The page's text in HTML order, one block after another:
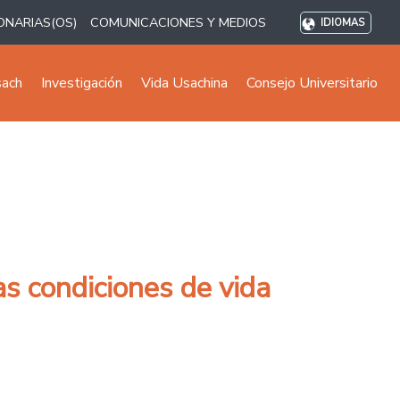
COMUNICACIONES Y MEDIOS IDIOMAS
Investigación Vida Usachina Consejo Universitario
condiciones de vida